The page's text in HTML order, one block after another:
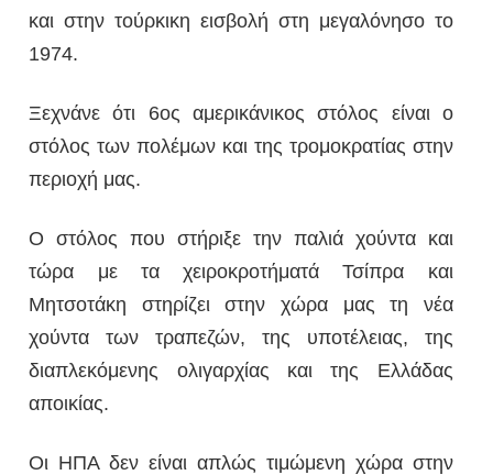
και στην τούρκικη εισβολή στη μεγαλόνησο το
1974.
Ξεχνάνε ότι 6ος αμερικάνικος στόλος είναι ο
στόλος των πολέμων και της τρομοκρατίας στην
περιοχή μας.
Ο στόλος που στήριξε την παλιά χούντα και
τώρα με τα χειροκροτήματά Τσίπρα και
Μητσοτάκη στηρίζει στην χώρα μας τη νέα
χούντα των τραπεζών, της υποτέλειας, της
διαπλεκόμενης ολιγαρχίας και της Ελλάδας
αποικίας.
Οι ΗΠΑ δεν είναι απλώς τιμώμενη χώρα στην